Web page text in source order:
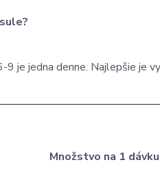
9 je jedna denne. Najlepšie je
Množstvo na 1 dávku